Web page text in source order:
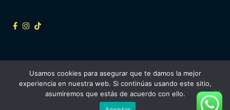
Copyright © 2022 Bolsas Trilaminadas - Design by 360
Creative Media
Usamos cookies para asegurar que te damos la mejor
experiencia en nuestra web. Si continúas usando este sitio,
asumiremos que estás de acuerdo con ello.